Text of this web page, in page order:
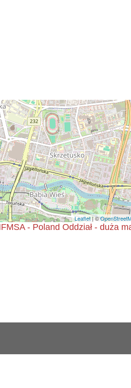
Leaflet| ©
- Poland Oddział - duża